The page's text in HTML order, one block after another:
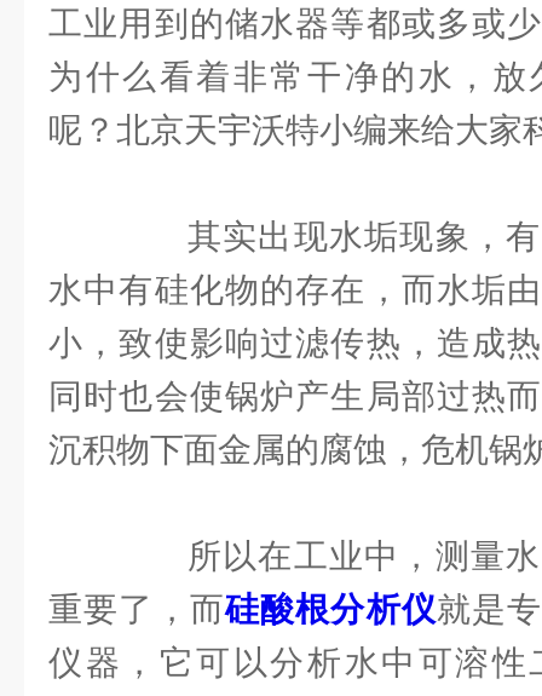
工业用到的储水器等都或多或
为什么看着非常干净的水，
呢？北京天宇沃特小编来给大家
其实出现水垢现象，有
水中有硅化物的存在，而水垢
小，致使影响过滤传热，造成
同时也会使锅炉产生局部过热
沉积物下面金属的腐蚀，危机锅
所以在工业中，测量水
重要了，而硅酸根分析仪就是
仪器，它可以分析水中可溶性